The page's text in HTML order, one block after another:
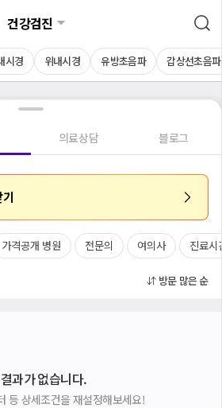
건강검진
시경 위내시경 유방초음파 갑상선초음파
의료상담 블로그
가격공개 병원 전문의 여의사 진료시간
방문 많은 순
과가 없습니다.
등 상세조건을 재설정해보세요!